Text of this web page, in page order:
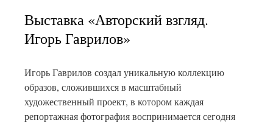
Выставка «Авторский взгляд.
Игорь Гаврилов»
Игорь Гаврилов создал уникальную коллекцию
образов, сложившихся в масштабный
художественный проект, в котором каждая
репортажная фотография воспринимается сегодня